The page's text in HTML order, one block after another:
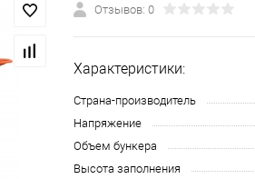
Отзывов: 0
Характеристики:
Страна-производитель
Напряжение
Объем бункера
Высота заполнения